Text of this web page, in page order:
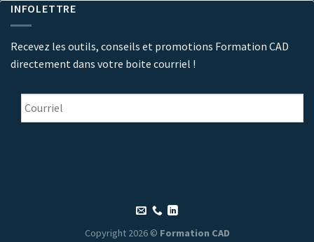
INFOLETTRE
Recevez les outils, conseils et promotions Formation CAD
directement dans votre boite courriel !
Courriel *
Copyright 2026 © Formation CAD